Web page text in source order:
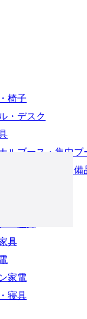
椅子
・デスク
ルブース・集中ブ
アクセサリー・備
具
家電
寝具
きます